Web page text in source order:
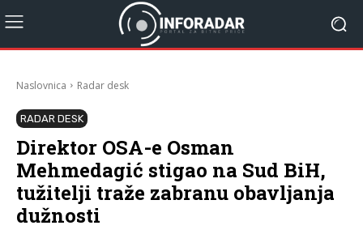
Naslovnica Radar desk
RADAR DESK
Direktor OSA-e Osman
Mehmedagić stigao na Sud BiH,
tužitelji traže zabranu obavljanja
dužnosti